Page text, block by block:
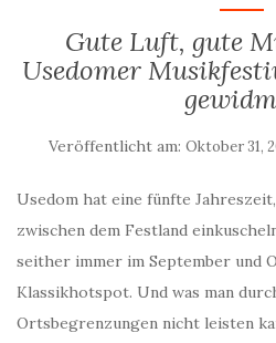
Gute Luft, gute
Usedomer
Veröffentlicht am: Oktober 31,
Usedom hat eine fünfte
zwischen dem Festland
seither immer im September und
Klassikhotspot. Und was man
Ortsbegrenzungen nicht leisten